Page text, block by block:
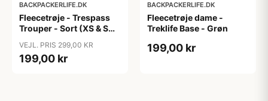
BACKPACKERLIFE.DK
Fleecetrøje - Trespass
Trouper - Sort (XS & S
VEJL. PRIS 299,00 KR
199,00 kr
BACKPACKERLIFE.DK
Fleecetrøje dame -
Treklife Base - Grøn
199,00 kr